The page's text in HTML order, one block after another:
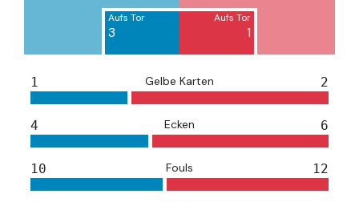
Aufs Tor
3
Aufs Tor
1
1 Gelbe Karten 2
4 Ecken 6
10 Fouls 12